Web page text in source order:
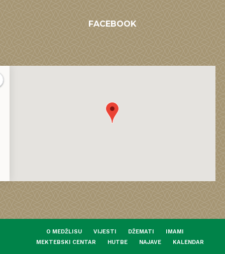
FACEBOOK
O MEDŽLISU VIJESTI DŽEMATI
IMAMI
MEKTEBSKI CENTAR
HUTBE NAJAVE KALENDAR